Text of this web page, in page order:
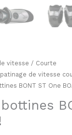
vitesse / Courte
de vitesse
BONT ST One